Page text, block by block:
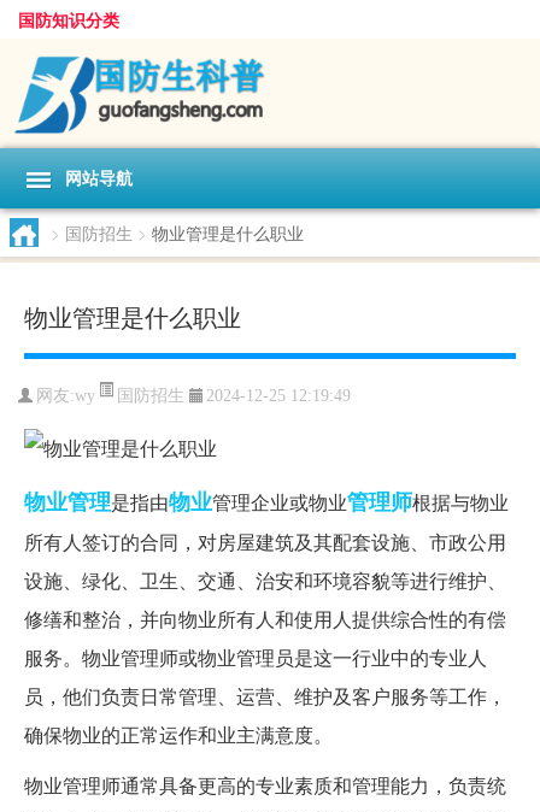
国防知识分类
网站导航
> 国防招生 > 物业管理是什么职业
物业管理是什么职业
网友:wy 国防招生 2024-12-25 12:19:49
物业管理是指由物业管理企业或物业管理师根据与物业
所有人签订的合同，对房屋建筑及其配套设施、市政公用
设施、绿化、卫生、交通、治安和环境容貌等进行维护、
修缮和整治，并向物业所有人和使用人提供综合性的有偿
服务。物业管理师或物业管理员是这一行业中的专业人
员，他们负责日常管理、运营、维护及客户服务等工作，
确保物业的正常运作和业主满意度。
物业管理师通常具备更高的专业素质和管理能力，负责统